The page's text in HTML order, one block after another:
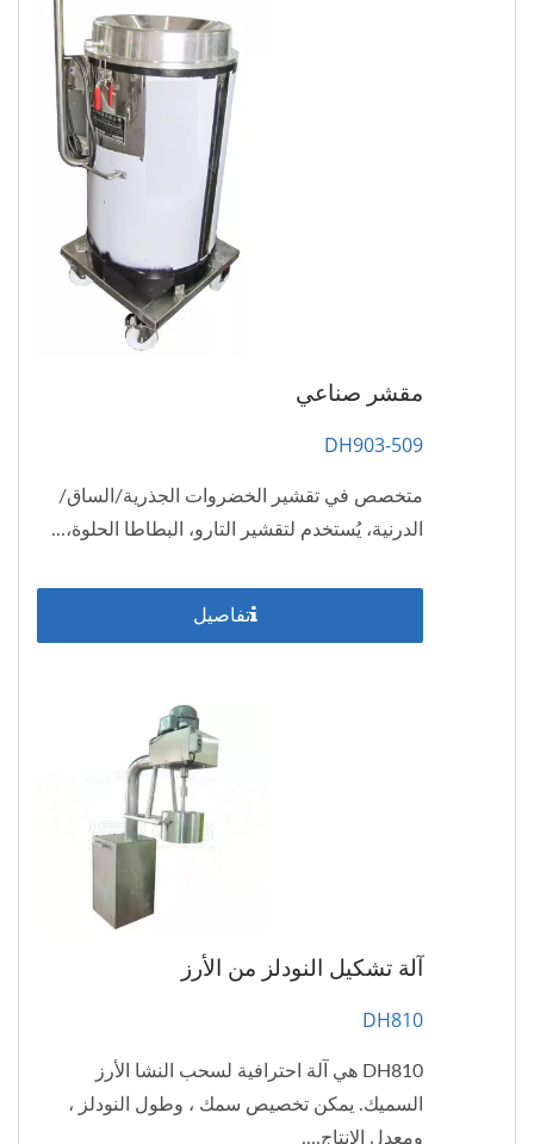
مقشر صناعي
DH903-509
متخصص في تقشير الخضروات الجذرية/الساق/
الدرنية، يُستخدم لتقشير التارو، البطاطا الحلوة،...
تفاصيل
آلة تشكيل النودلز من الأرز
DH810
DH810 هي آلة احترافية لسحب النشا الأرز
السميك. يمكن تخصيص سمك ، وطول النودلز ،
ومعدل الإنتاج....